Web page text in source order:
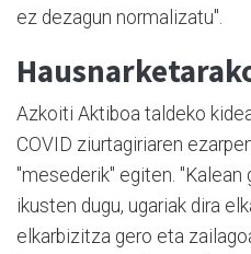
ez dezagun normalizatu".
Azkoiti Aktiboa taldeko
COVID ziurtagiriaren
"mesederik" egiten.
ikusten dugu, ugariak dira
elkarbizitza gero eta